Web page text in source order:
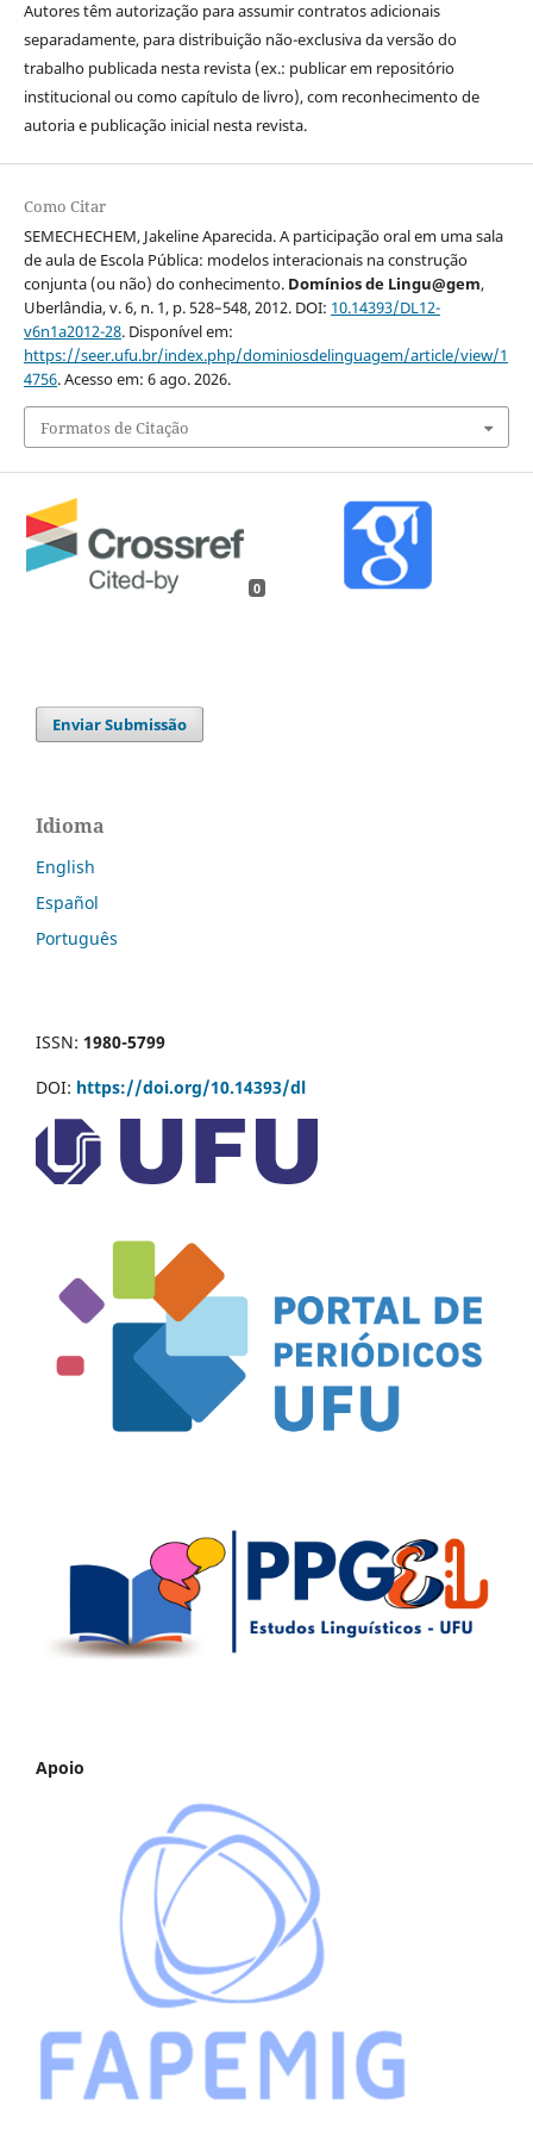
Autores têm autorização para assumir contratos adicionais
separadamente, para distribuição não-exclusiva da versão do
trabalho publicada nesta revista (ex.: publicar em repositório
institucional ou como capítulo de livro), com reconhecimento de
autoria e publicação inicial nesta revista.
Como Citar
SEMECHECHEM, Jakeline Aparecida. A participação oral em uma sala
de aula de Escola Pública: modelos interacionais na construção
conjunta (ou não) do conhecimento. Domínios de Lingu@gem,
Uberlândia, v. 6, n. 1, p. 528–548, 2012. DOI: 10.14393/DL12-
v6n1a2012-28. Disponível em:
https://seer.ufu.br/index.php/dominiosdelinguagem/article/view/1
4756. Acesso em: 6 ago. 2026.
Formatos de Citação
0
Enviar Submissão
Idioma
English
Español
Português
ISSN: 1980-5799
DOI: https://doi.org/10.14393/dl
Apoio